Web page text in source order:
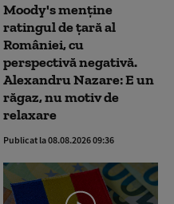
Moody's menține
ratingul de țară al
României, cu
perspectivă negativă.
Alexandru Nazare: E un
răgaz, nu motiv de
relaxare
Publicat la 08.08.2026 09:36